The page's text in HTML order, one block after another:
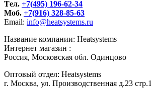
Tел. +7(495) 196-62-34
Моб. +7(916) 328-85-63
Email: info@heatsystems.ru
Название компании: Heatsystems
Интернет магазин :
Россия, Московская обл. Одинцово
Оптовый отдел: Heatsystems
г. Москва, ул. Производственная д.23 стр.1